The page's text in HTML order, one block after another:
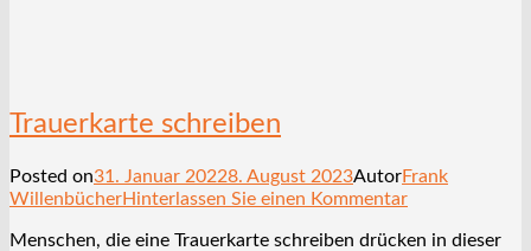
Trauerkarte schreiben
Posted on31. Januar 20228. August 2023AutorFrank
WillenbücherHinterlassen Sie einen Kommentar
Menschen, die eine Trauerkarte schreiben drücken in dieser